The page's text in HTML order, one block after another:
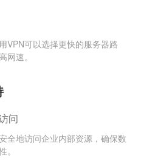
VPN可以选择更快的服务器路
网速。
问
全地访问企业内部资源，确保数
。